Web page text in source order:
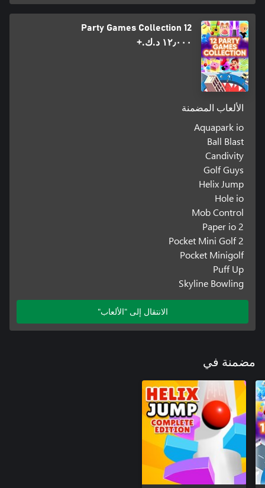
12 Party Games Collection
١٢٫٠٠٠ د.ك.‏+
الألعاب المضمنة
Aquapark io
Ball Blast
Candivity
Golf Guys
Helix Jump
Hole io
Mob Control
Paper io 2
Pocket Mini Golf 2
Pocket Minigolf
Puff Up
Skyline Bowling
الانتقال إلى "الألعاب"
مضمنة في